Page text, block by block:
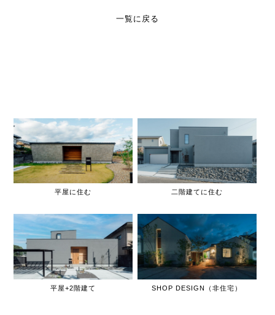
一覧に戻る
平屋に住む 二階建てに住む
平屋+2階建て SHOP DESIGN（非住宅）